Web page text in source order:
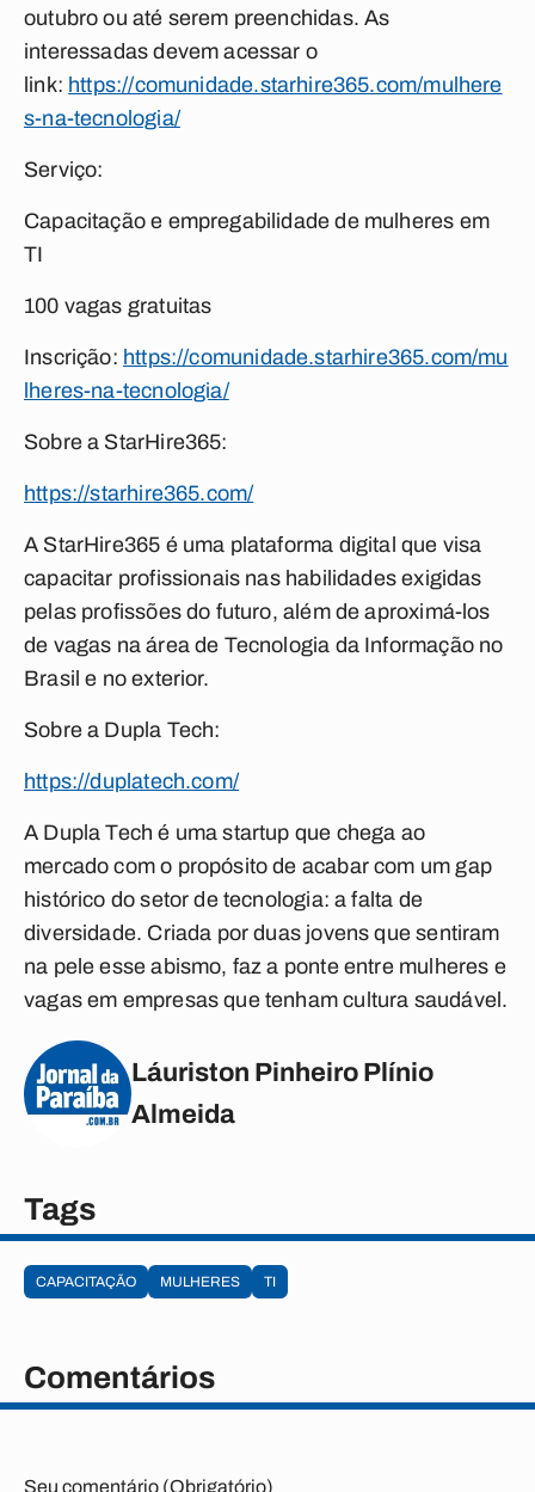
outubro ou até serem preenchidas. As
interessadas devem acessar o
link: https://comunidade.starhire365.com/mulhere
s-na-tecnologia/
Serviço:
Capacitação e empregabilidade de mulheres em
TI
100 vagas gratuitas
Inscrição: https://comunidade.starhire365.com/mu
lheres-na-tecnologia/
Sobre a StarHire365:
https://starhire365.com/
A StarHire365 é uma plataforma digital que visa
capacitar profissionais nas habilidades exigidas
pelas profissões do futuro, além de aproximá-los
de vagas na área de Tecnologia da Informação no
Brasil e no exterior.
Sobre a Dupla Tech:
https://duplatech.com/
A Dupla Tech é uma startup que chega ao
mercado com o propósito de acabar com um gap
histórico do setor de tecnologia: a falta de
diversidade. Criada por duas jovens que sentiram
na pele esse abismo, faz a ponte entre mulheres e
vagas em empresas que tenham cultura saudável.
Láuriston Pinheiro Plínio
Almeida
Tags
CAPACITAÇÃO MULHERES TI
Comentários
Seu comentário (Obrigatório)